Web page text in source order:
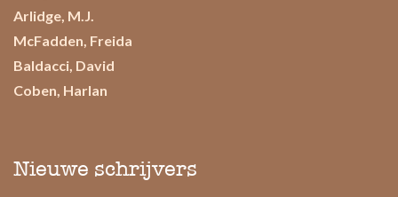
Arlidge, M.J.
McFadden, Freida
Baldacci, David
Coben, Harlan
Nieuwe schrijvers